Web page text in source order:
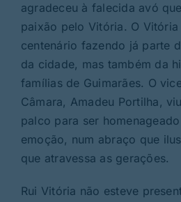
agradeceu à falecida avó
paixão pelo Vitória. O
centenário fazendo já parte
da cidade, mas também da
famílias de Guimarães. O
Câmara, Amadeu Portilha,
palco para ser
emoção, num abraço que
que atravessa as gerações.
Rui Vitória não esteve